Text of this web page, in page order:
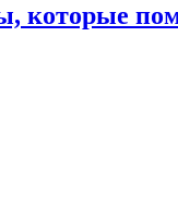
которые